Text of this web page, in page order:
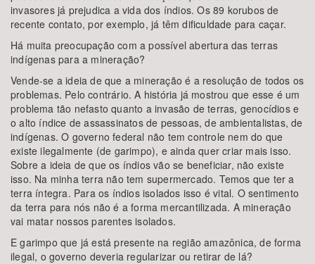
invasores já prejudica a vida dos índios. Os 89 korubos de
recente contato, por exemplo, já têm dificuldade para caçar.
Há muita preocupação com a possível abertura das terras
indígenas para a mineração?
Vende-se a ideia de que a mineração é a resolução de todos os
problemas. Pelo contrário. A história já mostrou que esse é um
problema tão nefasto quanto a invasão de terras, genocídios e
o alto índice de assassinatos de pessoas, de ambientalistas, de
indígenas. O governo federal não tem controle nem do que
existe ilegalmente (de garimpo), e ainda quer criar mais isso.
Sobre a ideia de que os índios vão se beneficiar, não existe
isso. Na minha terra não tem supermercado. Temos que ter a
terra íntegra. Para os índios isolados isso é vital. O sentimento
da terra para nós não é a forma mercantilizada. A mineração
vai matar nossos parentes isolados.
E garimpo que já está presente na região amazônica, de forma
ilegal, o governo deveria regularizar ou retirar de lá?